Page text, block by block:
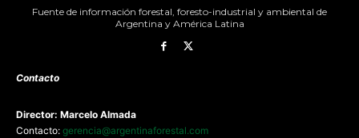
Fuente de información forestal, foresto-industrial y ambiental de
Argentina y América Latina
Contacto
Director: Marcelo Almada
Contacto: gerencia@argentinaforestal.com